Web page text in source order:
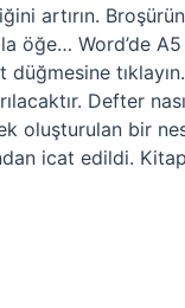
artırın.
öğe… Word’de A5
Defter
oluşturulan bir
icat edildi.